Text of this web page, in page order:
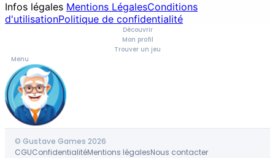
Infos légales Mentions LégalesConditions
d'utilisationPolitique de confidentialité
Découvrir
Mon profil
Trouver un jeu
Menu
© Gustave Games 2026
CGUConfidentialitéMentions légalesNous contacter